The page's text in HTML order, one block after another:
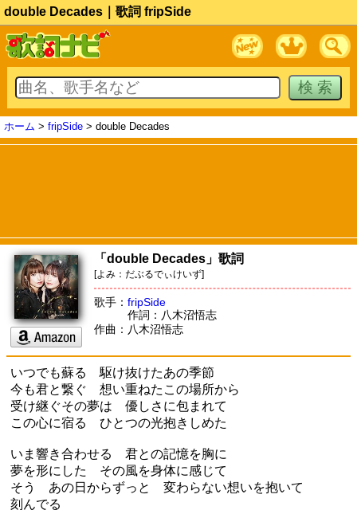
double Decades｜歌詞 fripSide
ホーム > fripSide > double Decades
「double Decades」歌詞
[よみ：だぶるでぃけいず]
歌手： fripSide
作詞：八木沼悟志
作曲：八木沼悟志
いつでも蘇る 駆け抜けたあの季節
今も君と繋ぐ 想い重ねたこの場所から
受け継ぐその夢は 優しさに包まれて
この心に宿る ひとつの光抱きしめた
いま響き合わせる 君との記憶を胸に
夢を形にした その風を身体に感じて
そう あの日からずっと 変わらない想いを抱いて
刻んでる